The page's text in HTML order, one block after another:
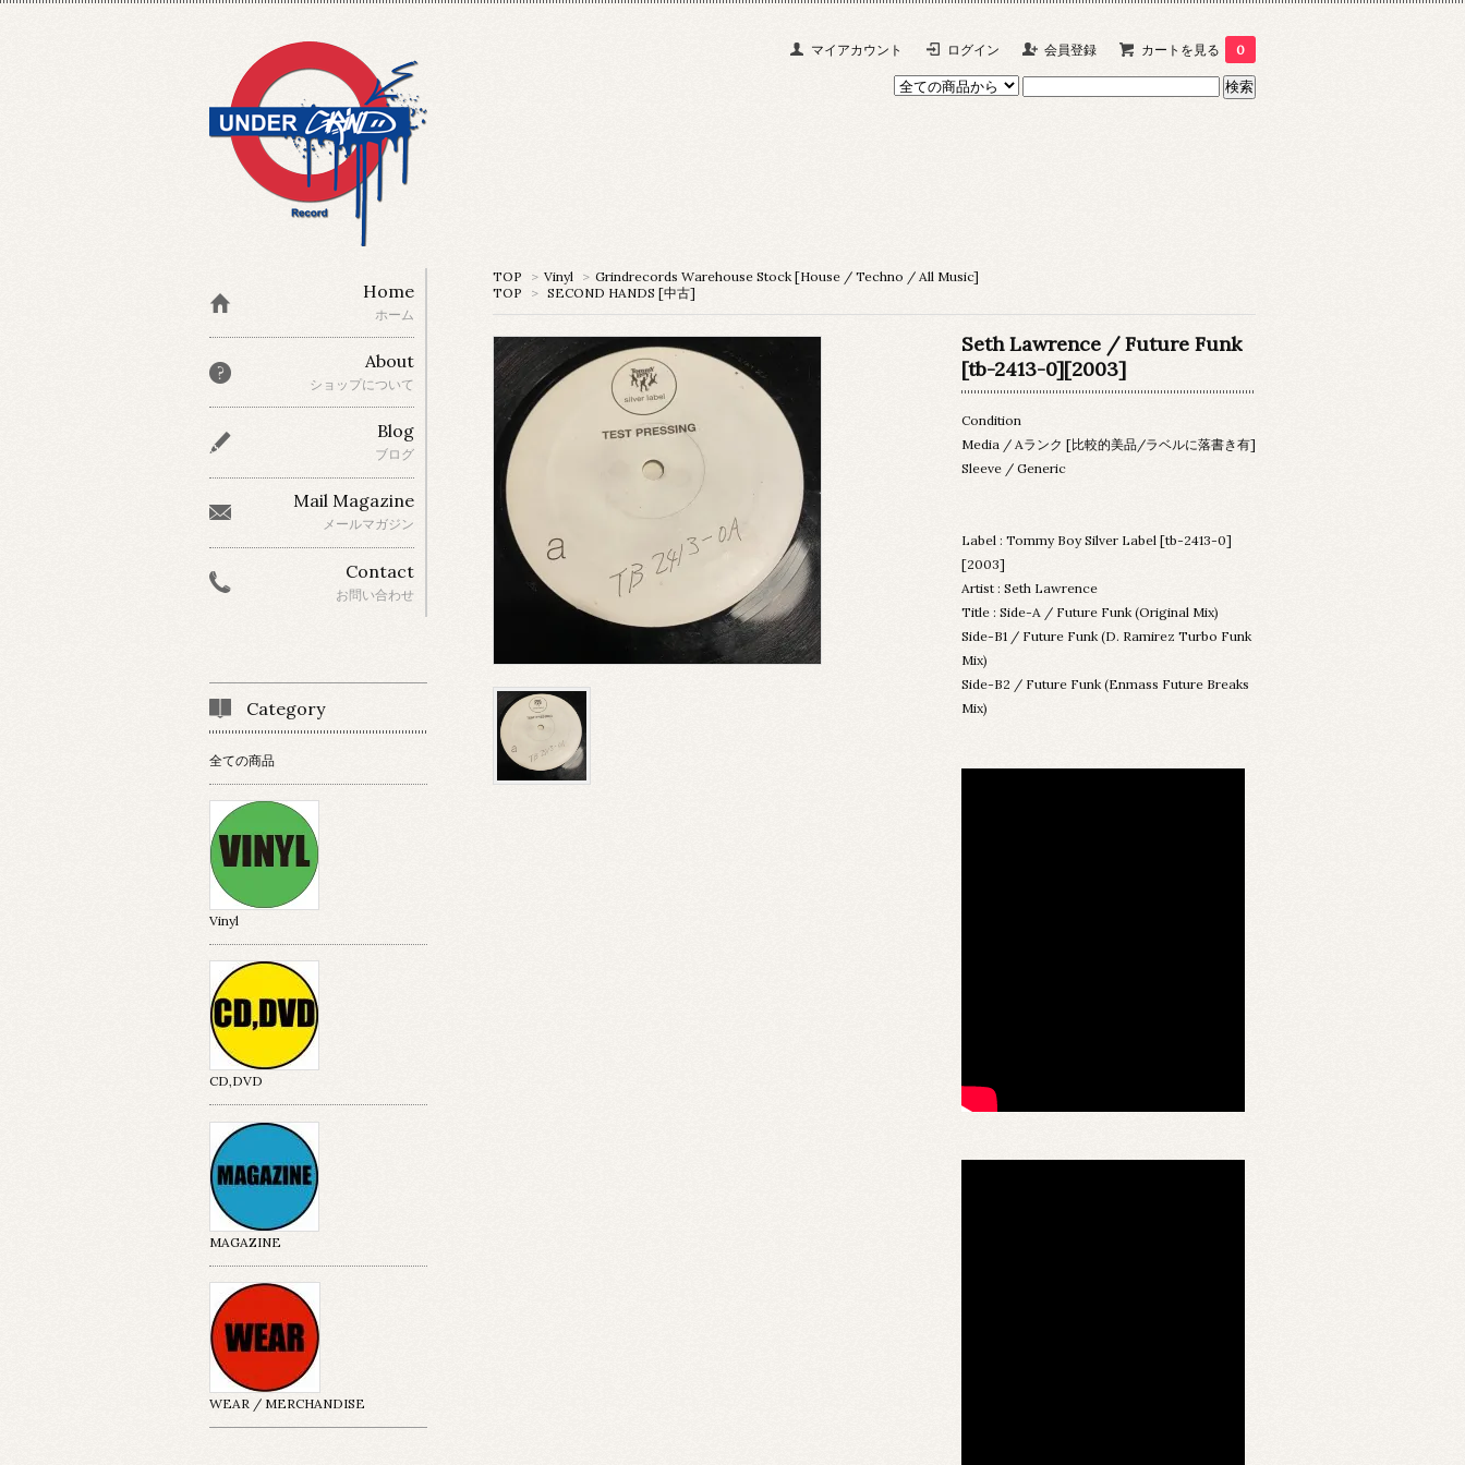
マイアカウント ログイン 会員登録 カートを見る 0
TOP > Vinyl > Grindrecords Warehouse Stock [House / Techno / All Music]
TOP
> SECOND HANDS [中古]
Seth Lawrence / Future Funk
[tb-2413-0][2003]
Condition
Media / Aランク [比較的美品/ラベルに落書き有]
Sleeve / Generic
Label : Tommy Boy Silver Label [tb-2413-0]
[2003]
Artist : Seth Lawrence
Title : Side-A / Future Funk (Original Mix)
Side-B1 / Future Funk (D. Ramirez Turbo Funk
Mix)
Side-B2 / Future Funk (Enmass Future Breaks
Mix)
Home
ホーム
About
ショップについて
Blog
ブログ
Mail Magazine
メールマガジン
Contact
お問い合わせ
Category
全ての商品
Vinyl
CD,DVD
MAGAZINE
WEAR / MERCHANDISE